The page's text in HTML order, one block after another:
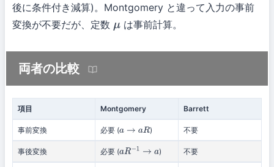
後に条件付き減算)。Montgomery と違って入力の事前
変換が不要だが、定数 μは事前計算。
両者の比較
項目 Montgomery Barrett
事前変換 必要 (a→aR ) 不要
事後変換 必要 (aR− →a ) 不要